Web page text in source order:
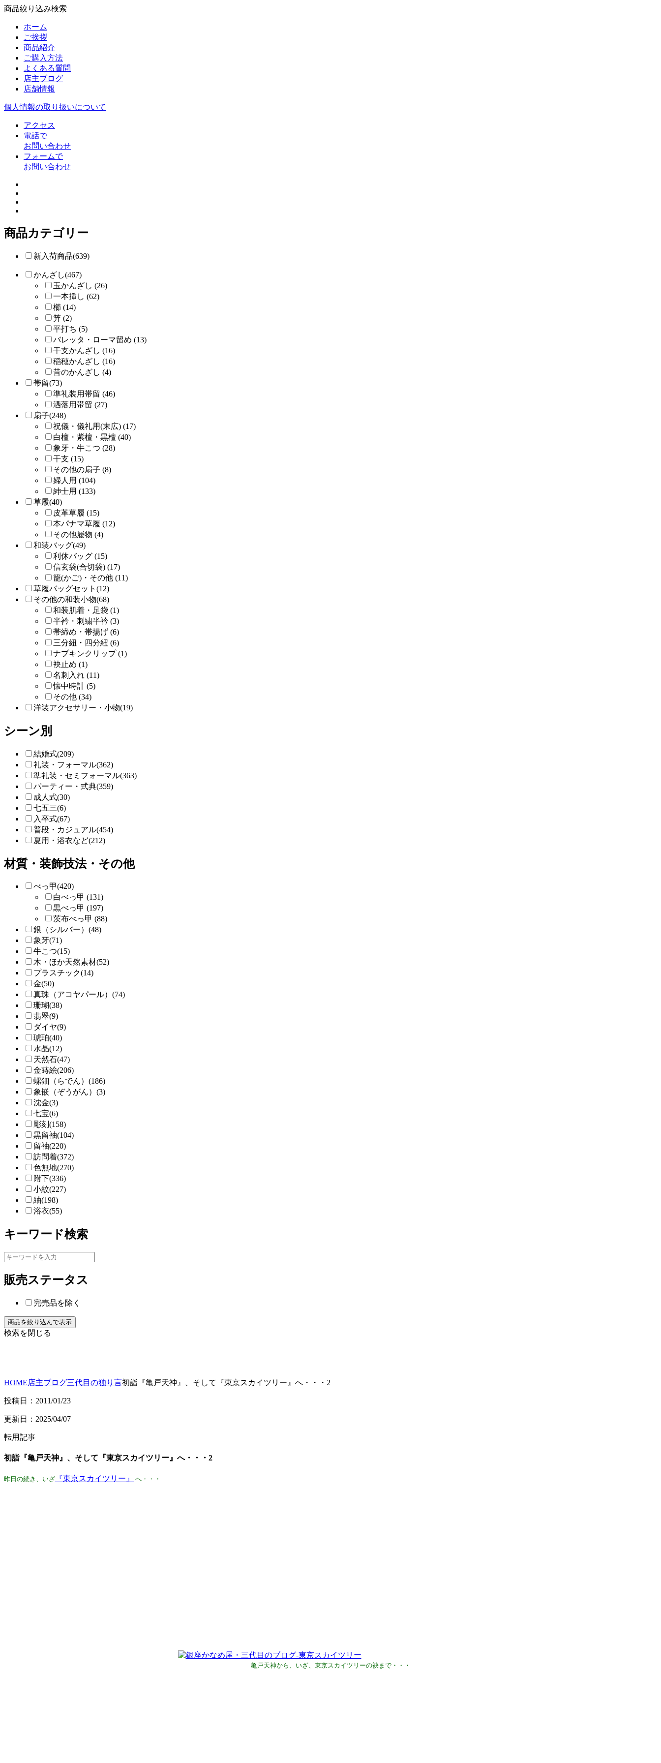
商品絞り込み検索
ホーム
ご挨拶
商品紹介
ご購入方法
よくある質問
店主ブログ
店舗情報
個人情報の取り扱いについて
アクセス
電話で
お問い合わせ
フォームで
お問い合わせ
商品カテゴリー
新入荷商品(639)
かんざし(467)
玉かんざし (26)
一本挿し (62)
櫛 (14)
笄 (2)
平打ち (5)
バレッタ・ローマ留め (13)
干支かんざし (16)
稲穂かんざし (16)
昔のかんざし (4)
帯留(73)
準礼装用帯留 (46)
洒落用帯留 (27)
扇子(248)
祝儀・儀礼用(末広) (17)
白檀・紫檀・黒檀 (40)
象牙・牛こつ (28)
干支 (15)
その他の扇子 (8)
婦人用 (104)
紳士用 (133)
草履(40)
皮革草履 (15)
本パナマ草履 (12)
その他履物 (4)
和装バッグ(49)
利休バッグ (15)
信玄袋(合切袋) (17)
籠(かご)・その他 (11)
草履バッグセット(12)
その他の和装小物(68)
和装肌着・足袋 (1)
半衿・刺繍半衿 (3)
帯締め・帯揚げ (6)
三分紐・四分紐 (6)
ナプキンクリップ (1)
袂止め (1)
名刺入れ (11)
懐中時計 (5)
その他 (34)
洋装アクセサリー・小物(19)
シーン別
結婚式(209)
礼装・フォーマル(362)
準礼装・セミフォーマル(363)
パーティー・式典(359)
成人式(30)
七五三(6)
入卒式(67)
普段・カジュアル(454)
夏用・浴衣など(212)
材質・装飾技法・その他
べっ甲(420)
白べっ甲 (131)
黒べっ甲 (197)
茨布べっ甲 (88)
銀（シルバー）(48)
象牙(71)
牛こつ(15)
木・ほか天然素材(52)
プラスチック(14)
金(50)
真珠（アコヤパール）(74)
珊瑚(38)
翡翠(9)
ダイヤ(9)
琥珀(40)
水晶(12)
天然石(47)
金蒔絵(206)
螺鈿（らでん）(186)
象嵌（ぞうがん）(3)
沈金(3)
七宝(6)
彫刻(158)
黒留袖(104)
留袖(220)
訪問着(372)
色無地(270)
附下(336)
小紋(227)
紬(198)
浴衣(55)
キーワード検索
販売ステータス
完売品を除く
検索を閉じる
HOME店主ブログ三代目の独り言初詣『亀戸天神』、そして『東京スカイツリー』へ・・・2
投稿日：2011/01/23
更新日：2025/04/07
転用記事
初詣『亀戸天神』、そして『東京スカイツリー』へ・・・2
昨日の続き、いざ 『東京スカイツリー』 へ・・・
亀戸天神から、いざ、東京スカイツリーの袂まで・・・